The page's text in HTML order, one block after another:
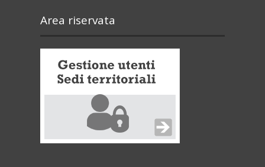
Area riservata